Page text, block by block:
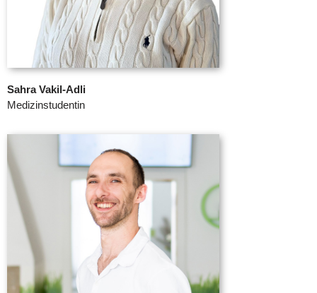
Sahra Vakil-Adli
Medizinstudentin